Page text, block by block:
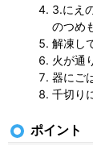
3.にえ
のつめ
解凍し
火が通
器にご
千切り
ポイント